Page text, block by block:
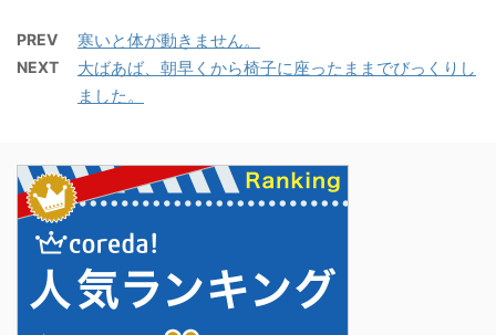
PREV 寒いと体が動きません。
NEXT
大ばあば、朝早くから椅子に座ったままでびっくりし
ました。